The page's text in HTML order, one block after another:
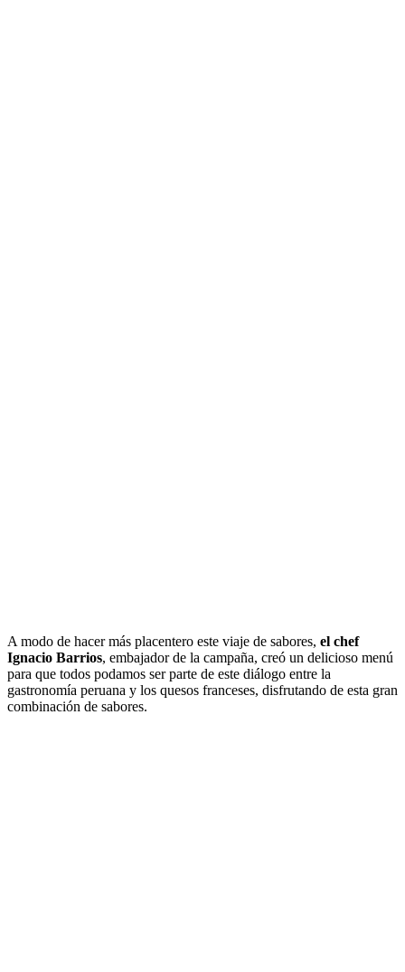
A modo de hacer más placentero este viaje de sabores, el chef
Ignacio Barrios, embajador de la campaña, creó un delicioso menú
para que todos podamos ser parte de este diálogo entre la
gastronomía peruana y los quesos franceses, disfrutando de esta gran
combinación de sabores.